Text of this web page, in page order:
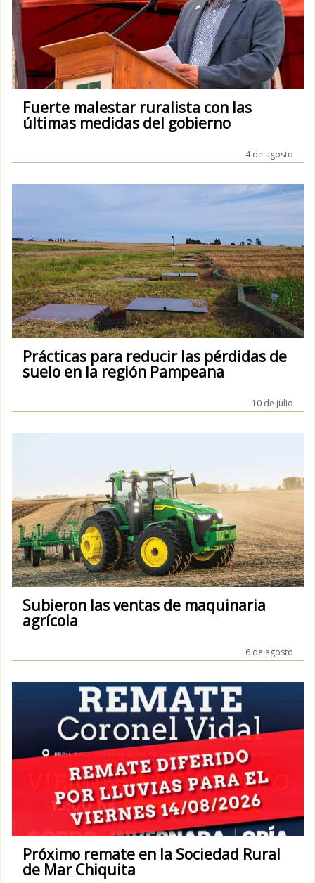
Fuerte malestar ruralista con las
últimas medidas del gobierno
4 de agosto
Prácticas para reducir las pérdidas de
suelo en la región Pampeana
10 de julio
Subieron las ventas de maquinaria
agrícola
6 de agosto
Próximo remate en la Sociedad Rural
de Mar Chiquita